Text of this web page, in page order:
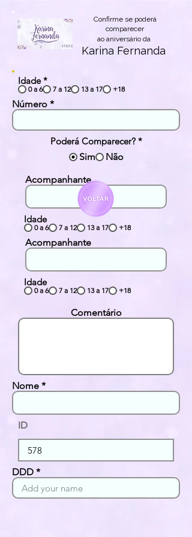
Confirme se poderá
comparecer
ao aniversário da
Karina Fernanda
Idade *
0 a 6 7 a 12 13 a 17 +18
Número
Poderá Comparecer? *
Sim
Não
Acompanhante
Idade
0 a 6 7 a 12 13 a 17 +18
Acompanhante
Idade
0 a 6 7 a 12 13 a 17 +18
Comentário
Nome
ID
DDD